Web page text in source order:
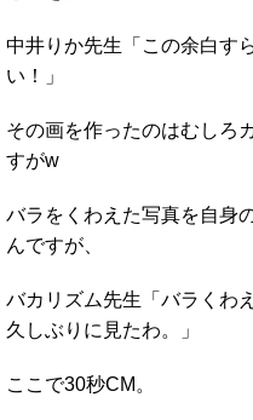
中井りか先生「この余白す
い！」
その画を作ったのはむしろ
すがw
バラをくわえた写真を自身
んですが、
バカリズム先生「バラくわ
久しぶりに見たわ。」
ここで30秒CM。